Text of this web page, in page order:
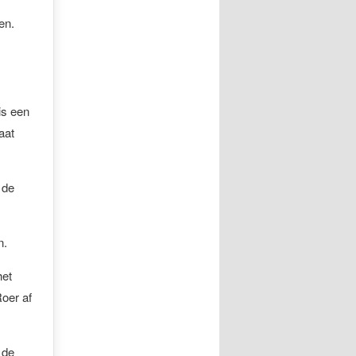
een
af